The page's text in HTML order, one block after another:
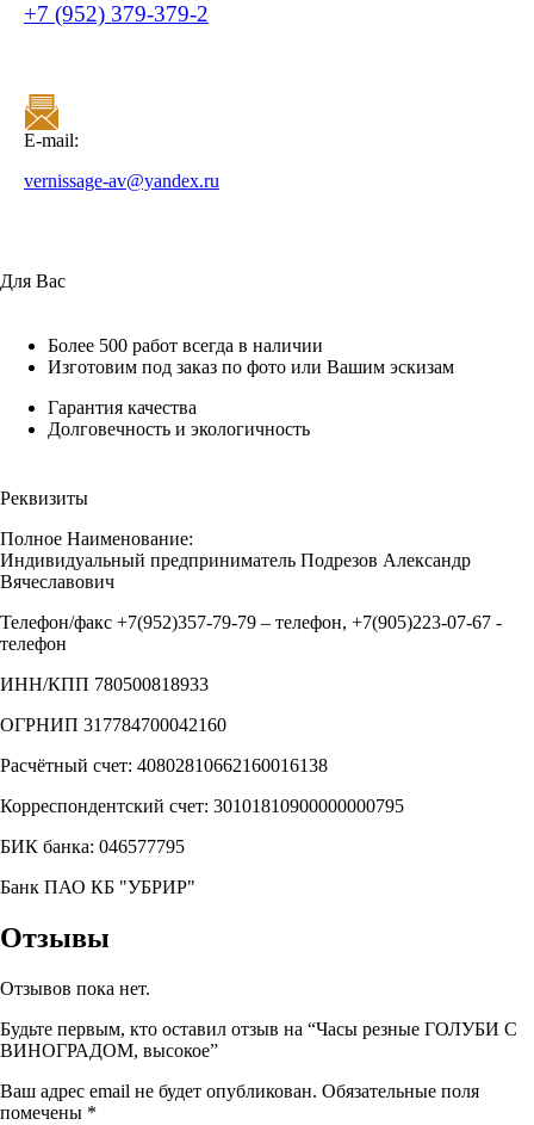
+7 (952) 379-379-2
E-mail:
vernissage-av@yandex.ru
Для Вас
Более 500 работ всегда в наличии
Изготовим под заказ по фото или Вашим эскизам
Гарантия качества
Долговечность и экологичность
Реквизиты
Полное Наименование:
Индивидуальный предприниматель Подрезов Александр
Вячеславович
Телефон/факс +7(952)357-79-79 – телефон, +7(905)223-07-67 -
телефон
ИНН/КПП 780500818933
ОГРНИП 317784700042160
Расчётный счет: 40802810662160016138
Корреспондентский счет: 30101810900000000795
БИК банка: 046577795
Банк ПАО КБ "УБРИР"
Отзывы
Отзывов пока нет.
Будьте первым, кто оставил отзыв на “Часы резные ГОЛУБИ С
ВИНОГРАДОМ, высокое”
Ваш адрес email не будет опубликован. Обязательные поля
помечены *